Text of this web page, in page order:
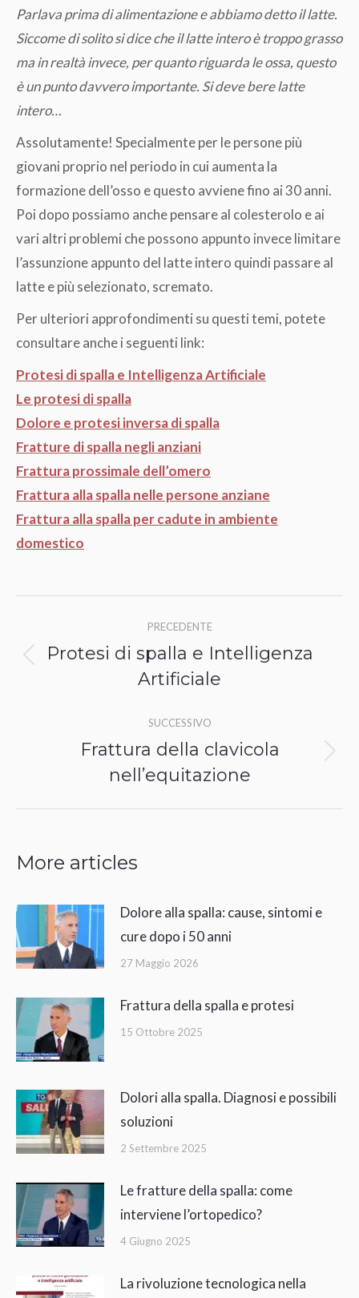
Parlava prima di alimentazione e abbiamo detto il latte.
Siccome di solito si dice che il latte intero è troppo grasso
ma in realtà invece, per quanto riguarda le ossa, questo
è un punto davvero importante. Si deve bere latte
intero…
Assolutamente! Specialmente per le persone più
giovani proprio nel periodo in cui aumenta la
formazione dell’osso e questo avviene fino ai 30 anni.
Poi dopo possiamo anche pensare al colesterolo e ai
vari altri problemi che possono appunto invece limitare
l’assunzione appunto del latte intero quindi passare al
latte e più selezionato, scremato.
Per ulteriori approfondimenti su questi temi, potete
consultare anche i seguenti link:
Protesi di spalla e Intelligenza Artificiale
Le protesi di spalla
Dolore e protesi inversa di spalla
Fratture di spalla negli anziani
Frattura prossimale dell’omero
Frattura alla spalla nelle persone anziane
Frattura alla spalla per cadute in ambiente
domestico
tra
PRECEDENTE
Post
precedente:
Protesi di spalla e Intelligenza
Artificiale
SUCCESSIVO
Prossimo
post:
Frattura della clavicola
nell’equitazione
More articles
Dolore alla spalla: cause, sintomi e
cure dopo i 50 anni
27 Maggio 2026
Frattura della spalla e protesi
15 Ottobre 2025
Dolori alla spalla. Diagnosi e possibili
soluzioni
2 Settembre 2025
Le fratture della spalla: come
interviene l’ortopedico?
4 Giugno 2025
La rivoluzione tecnologica nella